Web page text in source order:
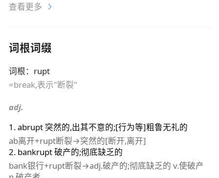
查看更多
词根词缀
词根： rupt
=break,表示"断裂"
adj.
1 .abrupt 突然的,出其不意的;[行为等]粗鲁无礼的
ab离开+rupt断裂→突然的[断开,离开]
2. bankrupt破产的;彻底缺乏的
bank银行+rupt断裂→adj.破产的;彻底缺乏的 v.使破产